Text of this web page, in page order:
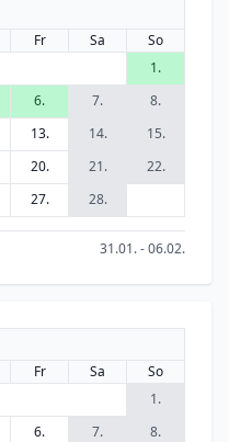
Fr Sa
So
1.
6. 7.
8.
13. 14.
15.
20. 21.
22.
27. 28.
31.01. - 06.02.
Fr Sa
So
1.
6. 7.
8.